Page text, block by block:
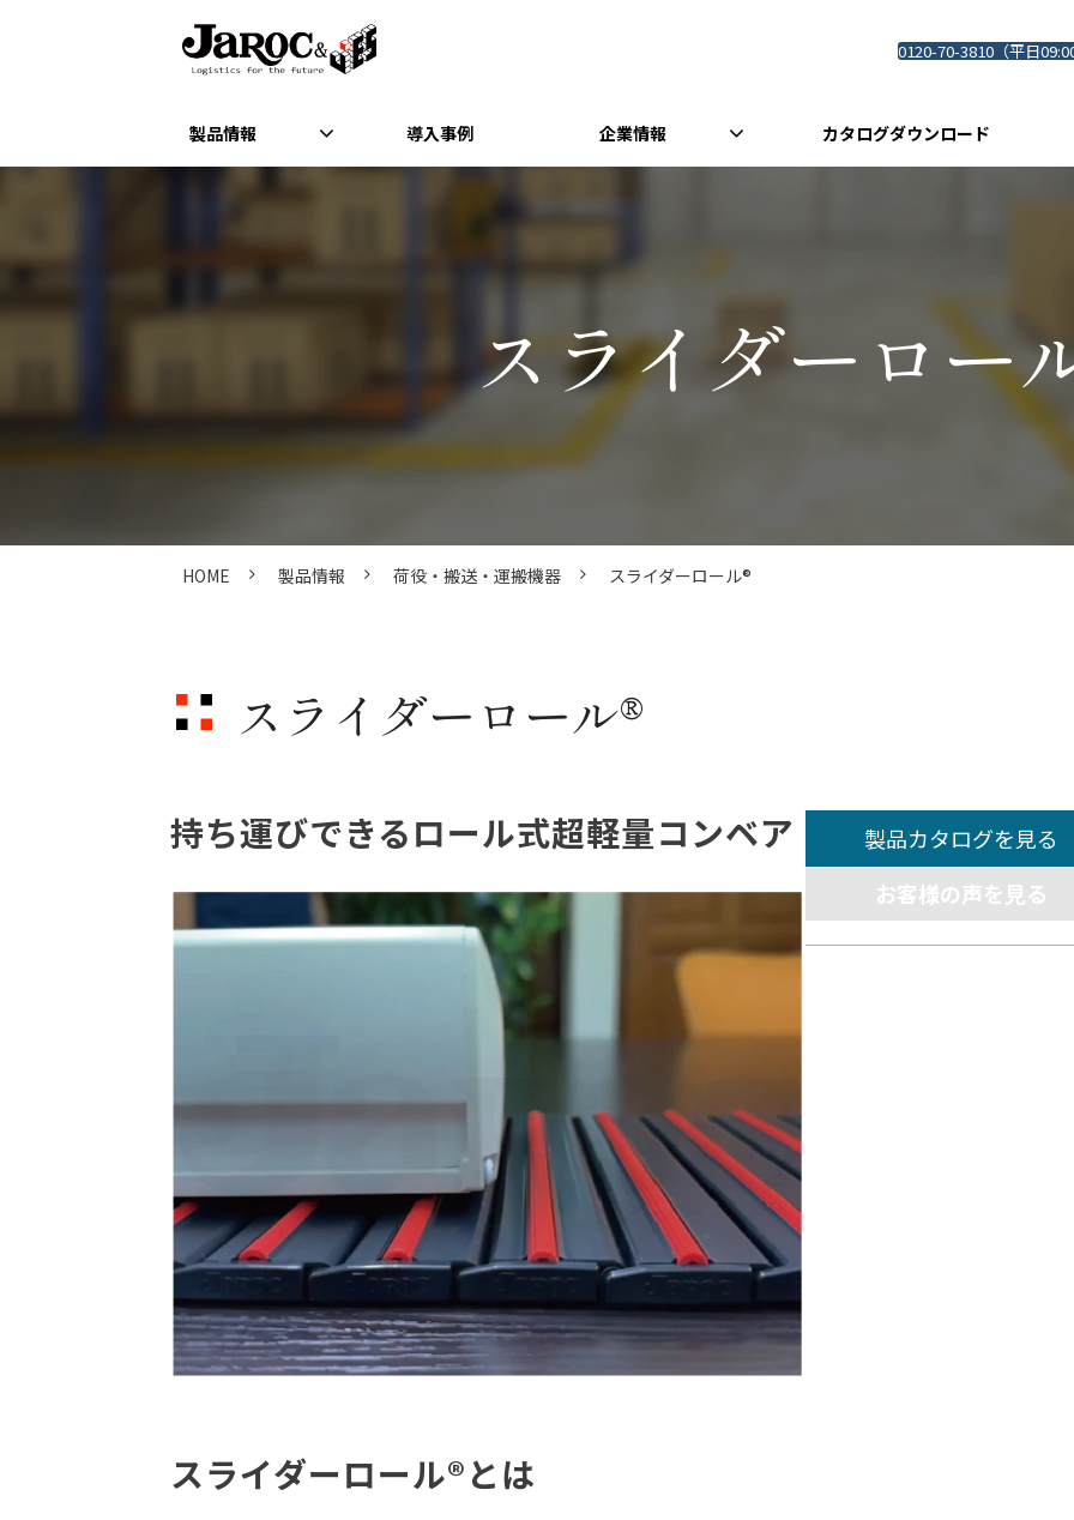
0120-70-3810（平日
製品情報 導入事例 企業情報 カタログダウンロード
スライダーロー
HOME 製品情報 荷役・搬送・運搬機器 スライダーロール®
スライダーロール®
持ち運びできるロール式超軽量コンベア
製品カタログを見る
お客様の声を見る
スライダーロール®とは